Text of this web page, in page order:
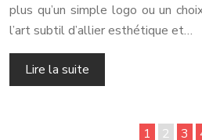
plus qu’un simple logo ou un
l’art subtil d’allier esthétique et…
Lire la suite
1 2 3